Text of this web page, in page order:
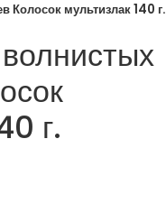
Колосок мультизлак 140 г.
г.